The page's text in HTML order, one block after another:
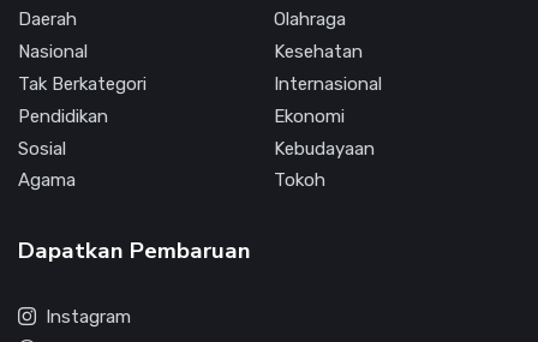
Daerah
Nasional
Tak Berkategori
Pendidikan
Sosial
Agama
Olahraga
Kesehatan
Internasional
Ekonomi
Kebudayaan
Tokoh
Dapatkan Pembaruan
Instagram